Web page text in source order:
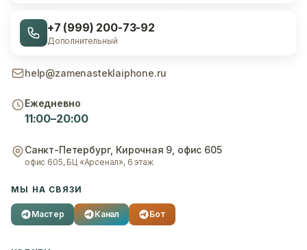
+7 (999) 200-73-92
Дополнительный
help@zamenasteklaiphone.ru
Ежедневно
11:00–20:00
Санкт-Петербург, Кирочная 9, офис 605
офис 605, БЦ «Арсенал», 6 этаж
МЫ НА СВЯЗИ
Мастер Канал Бот